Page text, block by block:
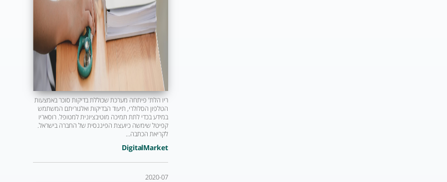
ריו הלת' פיתחה מערכת שכוללת בדיקות סוכר באמצעות
הטלפון הסלולרי, תיעוד הבדיקות ואלגוריתם המשתמש
במידע בכדי לתת תמיכה מוטיבציונית למטופל. רוסאריו
קפיטל שימשה כיועצת הפיננסית של החברה בישראל.
לקריאת הכתבה...
DigitalMarket
2020-07